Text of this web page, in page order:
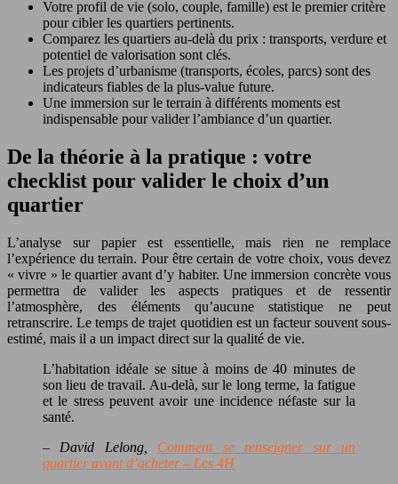
Votre profil de vie (solo, couple, famille) est le premier critère
pour cibler les quartiers pertinents.
Comparez les quartiers au-delà du prix : transports, verdure et
potentiel de valorisation sont clés.
Les projets d’urbanisme (transports, écoles, parcs) sont des
indicateurs fiables de la plus-value future.
Une immersion sur le terrain à différents moments est
indispensable pour valider l’ambiance d’un quartier.
De la théorie à la pratique : votre
checklist pour valider le choix d’un
quartier
L’analyse sur papier est essentielle, mais rien ne remplace
l’expérience du terrain. Pour être certain de votre choix, vous devez
« vivre » le quartier avant d’y habiter. Une immersion concrète vous
permettra de valider les aspects pratiques et de ressentir
l’atmosphère, des éléments qu’aucune statistique ne peut
retranscrire. Le temps de trajet quotidien est un facteur souvent sous-
estimé, mais il a un impact direct sur la qualité de vie.
L’habitation idéale se situe à moins de 40 minutes de
son lieu de travail. Au-delà, sur le long terme, la fatigue
et le stress peuvent avoir une incidence néfaste sur la
santé.
– David Lelong, Comment se renseigner sur un
quartier avant d’acheter – Les 4H